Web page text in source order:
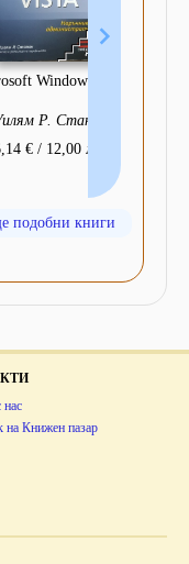
Windows Vista
Р. Станек
€ / 12,00 лв.
подобни книги
нас
на Книжен пазар